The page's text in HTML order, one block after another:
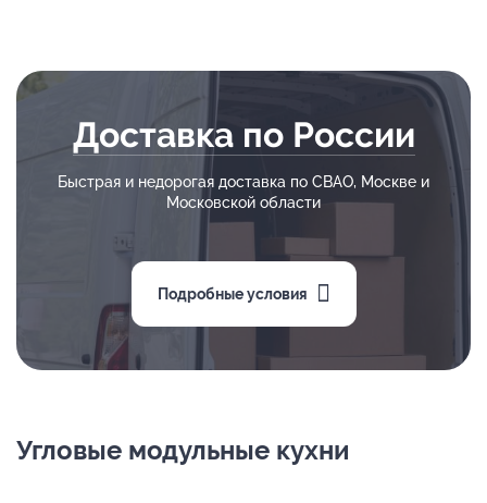
Доставка по России
Быстрая и недорогая доставка по СВАО, Москве и
Московской области
Подробные условия
Угловые модульные кухни